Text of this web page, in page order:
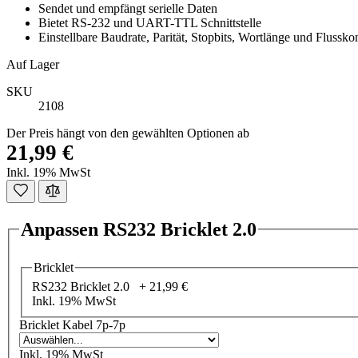
Sendet und empfängt serielle Daten
Bietet RS-232 und UART-TTL Schnittstelle
Einstellbare Baudrate, Parität, Stopbits, Wortlänge und
Auf Lager
SKU
2108
Der Preis hängt von den gewählten Optionen ab
21,99 €
Inkl. 19% MwSt
Anpassen RS232 Bricklet 2.0
Bricklet
RS232 Bricklet 2.0 + 21,99 €
Inkl. 19% MwSt
Bricklet Kabel 7p-7p
Inkl. 19% MwSt